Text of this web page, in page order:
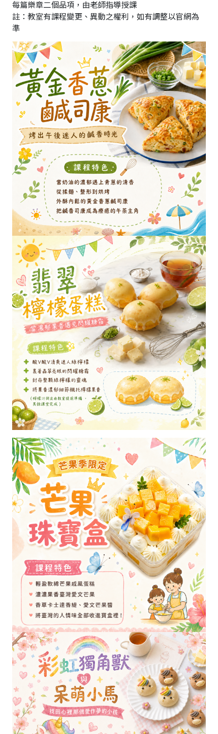
每篇樂章二個品項，由老師指導授課
註：教室有課程變更、異動之權利，如有調整以官網為
準